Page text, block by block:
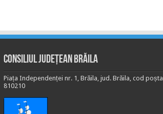
Consiliul Județean Brăila
Piața Independenței nr. 1, Brăila, jud. Brăila, cod poștal
810210